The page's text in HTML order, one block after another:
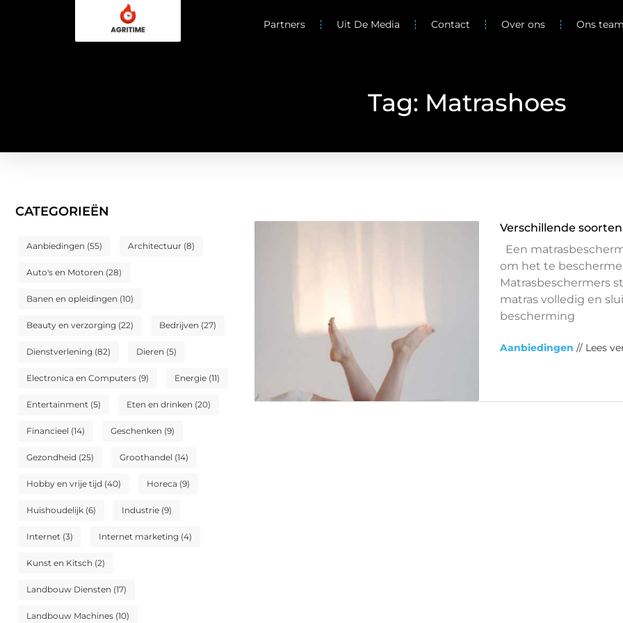
Partners Uit De Media Contact Over ons Ons team
Tag: Matrashoes
CATEGORIEËN
Aanbiedingen (55) Architectuur (8)
Auto's en Motoren (28)
Banen en opleidingen (10)
Beauty en verzorging (22) Bedrijven (27)
Dienstverlening (82) Dieren (5)
Electronica en Computers (9) Energie (11)
Entertainment (5) Eten en drinken (20)
Financieel (14) Geschenken (9)
Gezondheid (25) Groothandel (14)
Hobby en vrije tijd (40) Horeca (9)
Huishoudelijk (6) Industrie (9)
Internet (3) Internet marketing (4)
Kunst en Kitsch (2)
Landbouw Diensten (17)
Landbouw Machines (10)
Verschillende
Een
om het te
Matrasbeschermers
matras volledig en
bescherming
Aanbiedingen // Lees